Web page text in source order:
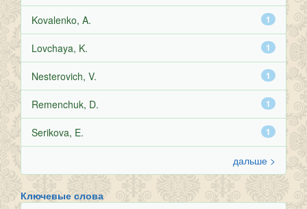
1
Kovalenko, A.
1
Lovchaya, K.
1
Nesterovich, V.
1
Remenchuk, D.
1
Serikova, E.
дальше >
Ключевые слова